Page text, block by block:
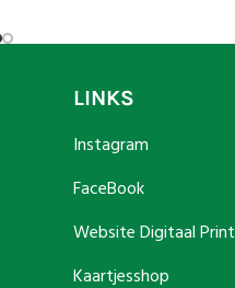
LINKS
Instagram
FaceBook
Website Digitaal Print
Kaartjesshop